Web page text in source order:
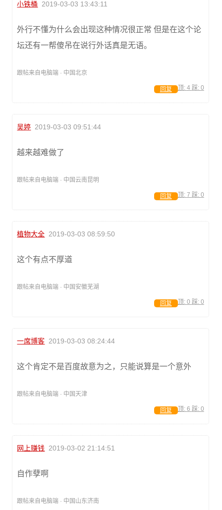
小铁桶 2019-03-03 13:43:11
外行不懂为什么会出现这种情况很正常 但是在这个论
坛还有一帮傻吊在说行外话真是无语。
跟帖来自电脑端 · 中国北京
顶: 4 踩: 0
回复
吴婷 2019-03-03 09:51:44
越来越难做了
跟帖来自电脑端 · 中国云南昆明
顶: 7 踩: 0
回复
植物大全 2019-03-03 08:59:50
这个有点不厚道
跟帖来自电脑端 · 中国安徽芜湖
顶: 0 踩: 0
回复
一席博客 2019-03-03 08:24:44
这个肯定不是百度故意为之，只能说算是一个意外
跟帖来自电脑端 · 中国天津
顶: 6 踩: 0
回复
网上赚钱 2019-03-02 21:14:51
自作孽啊
跟帖来自电脑端 · 中国山东济南